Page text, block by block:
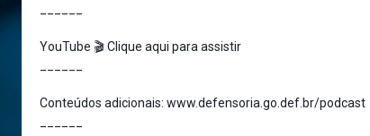
YouTube 🎬Clique aqui para assistir
Conteúdos adicionais:www.defensoria.go.def.br/podcast